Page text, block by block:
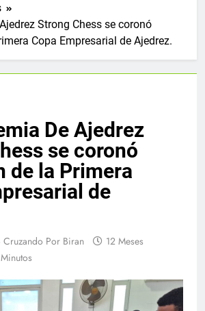
Strong Chess se coronó
Copa Empresarial de Ajedrez.
De Ajedrez
se coronó
de la Primera
de
Por Biran
12 Meses